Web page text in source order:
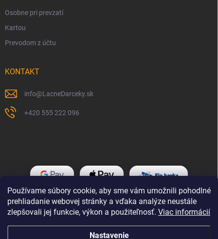
Používame súbory cookie, aby sme vám umožnili pohodlné
prehliadanie webovej stránky a vďaka analýze neustále
zlepšovali jej funkcie, výkon a použiteľnosť. Viac informácií
Nastavenie
Osobne pri prevzatí
Kartou
Prevodom z účtu
KONTAKT
info@LacneDarceky.sk
+420 555 222 096